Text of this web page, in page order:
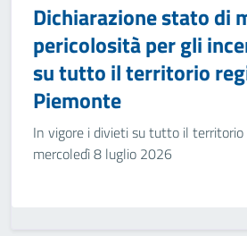
Dichiarazione stato di
pericolosità per gli
su tutto il territorio
Piemonte
In vigore i divieti su tutto il
mercoledì 8 luglio 2026